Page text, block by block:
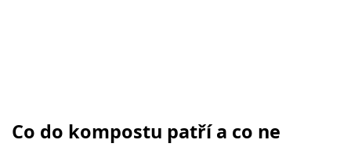
Co do kompostu patří a co ne